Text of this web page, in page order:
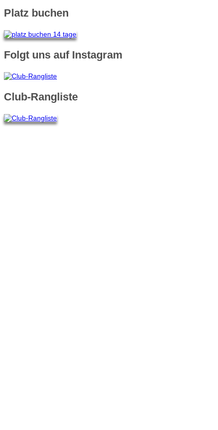
Platz buchen
Folgt uns auf Instagram
Club-Rangliste